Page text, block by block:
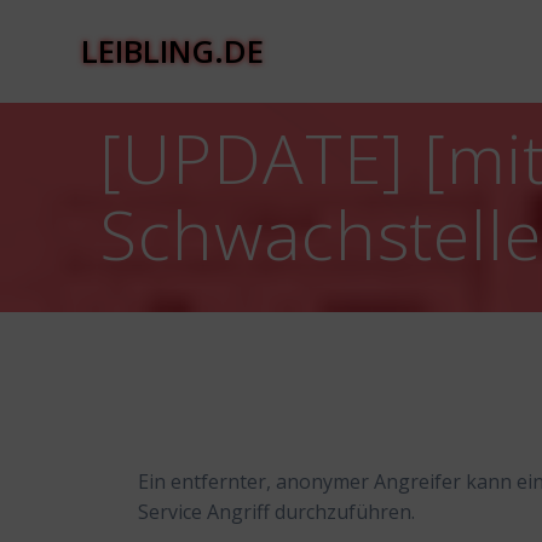
LEIBLING.DE
[UPDATE]
Ein entfernter, anonymer Angreifer kann
Service Angriff durchzuführen.